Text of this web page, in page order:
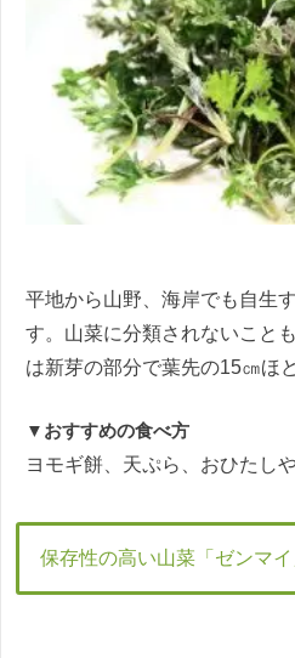
平地から山野、海岸でも自生
す。山菜に分類されないこと
は新芽の部分で葉先の15㎝ほ
▼おすすめの食べ方
ヨモギ餅、天ぷら、おひたし
保存性の高い山菜「ゼンマイ